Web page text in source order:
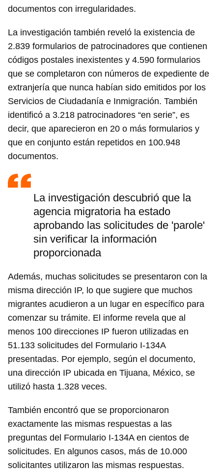
documentos con irregularidades.
La investigación también reveló la existencia de
2.839 formularios de patrocinadores que contienen
códigos postales inexistentes y 4.590 formularios
que se completaron con números de expediente de
extranjería que nunca habían sido emitidos por los
Servicios de Ciudadanía e Inmigración. También
identificó a 3.218 patrocinadores “en serie”, es
decir, que aparecieron en 20 o más formularios y
que en conjunto están repetidos en 100.948
documentos.
La investigación descubrió que la
agencia migratoria ha estado
aprobando las solicitudes de 'parole'
sin verificar la información
proporcionada
Además, muchas solicitudes se presentaron con la
misma dirección IP, lo que sugiere que muchos
migrantes acudieron a un lugar en específico para
comenzar su trámite. El informe revela que al
menos 100 direcciones IP fueron utilizadas en
51.133 solicitudes del Formulario I-134A
presentadas. Por ejemplo, según el documento,
una dirección IP ubicada en Tijuana, México, se
utilizó hasta 1.328 veces.
También encontró que se proporcionaron
exactamente las mismas respuestas a las
preguntas del Formulario I-134A en cientos de
solicitudes. En algunos casos, más de 10.000
solicitantes utilizaron las mismas respuestas.